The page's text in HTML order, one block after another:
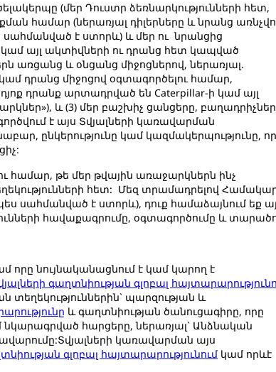
(մեր Դուստր ձեռնարկությունների հետ,
համար (ներառյալ դիլերները և նրանց
սահմանված է ստորև) և մեր ու նրանցից
կամ այլ ակտիվների ու դրանց հետ կապված
առցանց և օնցանց միջոցներով, ներառյալ.
դրանց միջոցով օգտագործելու համար,
դրանք արտադրված են Caterpillar-ի կամ այլ
և (3) մեր բաշխիչ ցանցերը, բաղադրիչներ
է այս Տվյալների կառավարման
ընկերությունը կամ կազմակերպությունը,
համար, թե մեր թվային առաջարկներն ինչ
հետ: Մեզ տրամադրելով
սահմանված է ստորև), դուք համաձայնում եք
հավաքագրումը, օգտագործումը և
որը նույնականացնում է կամ կարող է
գաղտնիության գլոբալ
տեղեկություններին` պարզության և
և գաղտնիության ծանուցագիրը, որը
նկարագրված հարցերը, ներառյալ` Անձնական
կառավարման այս
գլոբալ հայտարարությունում կամ որևէ